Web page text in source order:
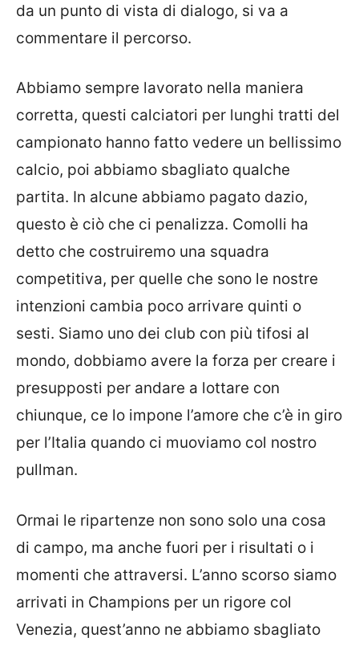
da un punto di vista di dialogo, si va a
commentare il percorso.
Abbiamo sempre lavorato nella maniera
corretta, questi calciatori per lunghi tratti del
campionato hanno fatto vedere un bellissimo
calcio, poi abbiamo sbagliato qualche
partita. In alcune abbiamo pagato dazio,
questo è ciò che ci penalizza. Comolli ha
detto che costruiremo una squadra
competitiva, per quelle che sono le nostre
intenzioni cambia poco arrivare quinti o
sesti. Siamo uno dei club con più tifosi al
mondo, dobbiamo avere la forza per creare i
presupposti per andare a lottare con
chiunque, ce lo impone l’amore che c’è in giro
per l’Italia quando ci muoviamo col nostro
pullman.
Ormai le ripartenze non sono solo una cosa
di campo, ma anche fuori per i risultati o i
momenti che attraversi. L’anno scorso siamo
arrivati in Champions per un rigore col
Venezia, quest’anno ne abbiamo sbagliato